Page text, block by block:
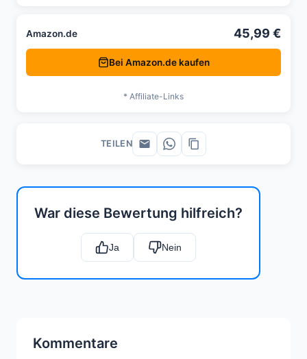
War diese Bewertung hilfreich?
Ja Nein
Kommentare
Amazon.de 45,99 €
Bei Amazon.de kaufen
* Affiliate-Links
TEILEN